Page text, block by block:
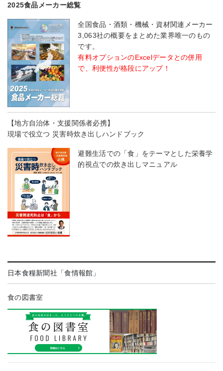
2025食品メーカー総覧
全国食品・酒類・機械・資材関連メーカー
3,063社の概要をまとめた業界唯一のもの
です。
有料オプションのExcelデータとの併用
で、利便性が格段にアップ！
【地方自治体・支援関係者必携】
現場で役立つ 災害時炊き出しハンドブック
避難生活での「食」をテーマとした栄養学
的視点での炊き出しマニュアル
日本食糧新聞社「食情報館」
食の図書室